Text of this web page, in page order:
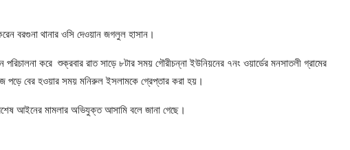
বরগুনা থানার ওসি দেওয়ান জগলুল হাসান।
করে শুক্রবার রাত সাড়ে ৮টার সময় গৌরীচন্না ইউনিয়নের ৭নং ওয়ার্ডের মনসাতলী গ্রামের
পড়ে বের হওয়ার সময় মনিরুল ইসলামকে গ্রেপ্তার করা হয়।
আইনের মামলার অভিযুক্ত আসামি বলে জানা গেছে।